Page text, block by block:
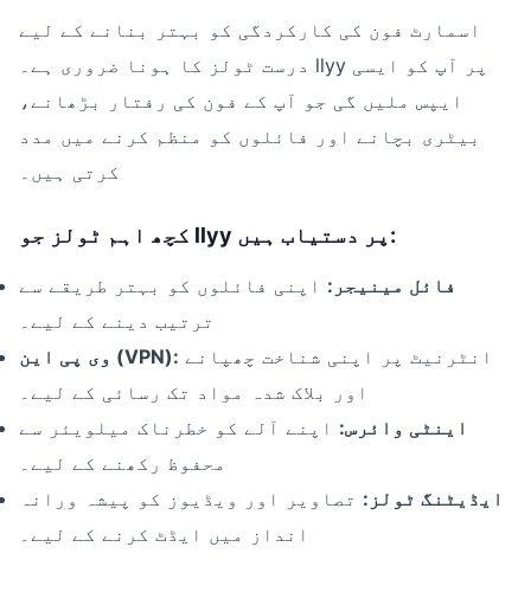
اسمارٹ فون کی کارکردگی کو بہتر بنانے کے لیے
درست ٹولز کا ہونا ضروری ہے۔ llyy پر آپ کو ایسی
ایپس ملیں گی جو آپ کے فون کی رفتار بڑھانے،
بیٹری بچانے اور فائلوں کو منظم کرنے میں مدد
کرتی ہیں۔
کچھ اہم ٹولز جو llyy پر دستیاب ہیں:
فائل مینیجر: اپنی فائلوں کو بہتر طریقے سے
ترتیب دینے کے لیے۔
وی پی این (VPN):
اور بلاک شدہ مواد تک رسائی کے لیے۔
اینٹی وائرس: اپنے آلے کو خطرناک میلویئر سے
محفوظ رکھنے کے لیے۔
ایڈیٹنگ ٹولز: تصاویر اور ویڈیوز کو پیشہ ورانہ
انداز میں ایڈٹ کرنے کے لیے۔